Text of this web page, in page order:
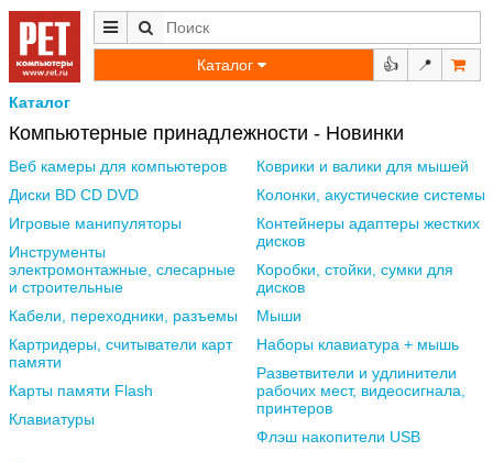
Каталог 👍 📍
Каталог
Компьютерные принадлежности - Новинки
Веб камеры для компьютеров
Диски BD CD DVD
Игровые манипуляторы
Инструменты
электромонтажные, слесарные
и строительные
Кабели, переходники, разъемы
Картридеры, считыватели карт
памяти
Карты памяти Flash
Клавиатуры
Коврики и валики для мышей
Колонки, акустические системы
Контейнеры адаптеры жестких
дисков
Коробки, стойки, сумки для
дисков
Мыши
Наборы клавиатура + мышь
Разветвители и удлинители
рабочих мест, видеосигнала,
принтеров
Флэш накопители USB